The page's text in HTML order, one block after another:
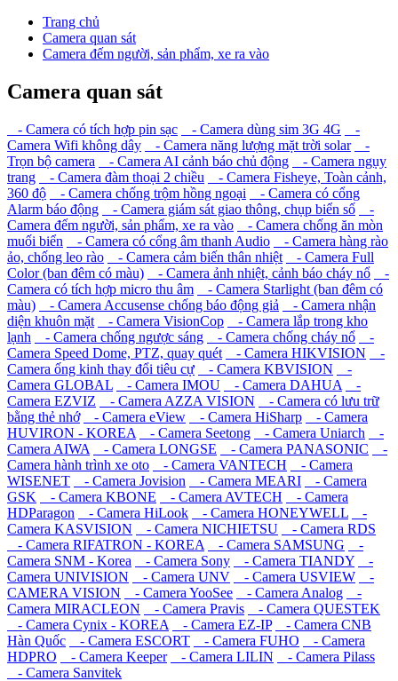
Trang chủ
Camera quan sát
Camera đếm người, sản phẩm, xe ra vào
Camera quan sát
- Camera có tích hợp pin sạc - Camera dùng sim 3G 4G
-
Camera Wifi không dây
- Camera năng lượng mặt trời solar
-
Trọn bộ camera
- Camera AI cảnh báo chủ động
- Camera ngụy
trang
- Camera đàm thoại 2 chiều
- Camera Fisheye, Toàn cảnh,
360 độ
- Camera chống trộm hồng ngoại
- Camera có cổng
Alarm báo động
- Camera giám sát giao thông, chụp biển số
-
Camera đếm người, sản phẩm, xe ra vào
- Camera chống ăn mòn
muối biển
- Camera có cổng âm thanh Audio
- Camera hàng rào
ảo, chống leo rào
- Camera cảm biến thân nhiệt
- Camera Full
Color (ban đêm có màu)
- Camera ảnh nhiệt, cảnh báo cháy nổ
-
Camera có tích hợp micro thu âm
- Camera Starlight (ban đêm có
màu)
- Camera Accusense chống báo động giả
- Camera nhận
diện khuôn mặt
- Camera VisionCop
- Camera lắp trong kho
lạnh
- Camera chống ngược sáng - Camera chống cháy nổ
-
Camera Speed Dome, PTZ, quay quét
- Camera HIKVISION
-
Camera ống kinh thay đổi tiêu cự
- Camera KBVISION
-
Camera GLOBAL
- Camera IMOU - Camera DAHUA
-
Camera EZVIZ
- Camera AZZA VISION
- Camera có lưu trữ
bằng thẻ nhớ
- Camera eView - Camera HiSharp
- Camera
HUVIRON - KOREA
- Camera Seetong - Camera Uniarch
-
Camera AIWA
- Camera LONGSE - Camera PANASONIC
-
Camera hành trình xe oto
- Camera VANTECH
- Camera
WISENET
- Camera Jovision - Camera MEARI
- Camera
GSK
- Camera KBONE - Camera AVTECH
- Camera
HDParagon
- Camera HiLook - Camera HONEYWELL
-
Camera KASVISION
- Camera NICHIETSU
- Camera RDS
- Camera RIFATRON - KOREA
- Camera SAMSUNG
-
Camera SNM - Korea
- Camera Sony - Camera TIANDY
-
Camera UNIVISION
- Camera UNV - Camera USVIEW
-
CAMERA VISION
- Camera YooSee - Camera Analog
-
Camera MIRACLEON
- Camera Pravis
- Camera QUESTEK
- Camera Cynix - KOREA
- Camera EZ-IP
- Camera CNB
Hàn Quốc
- Camera ESCORT - Camera FUHO
- Camera
HDPRO
- Camera Keeper - Camera LILIN
- Camera Pilass
- Camera Sanvitek